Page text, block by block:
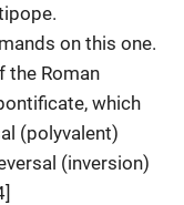
on this one.
the Roman
which
(polyvalent)
(inversion)